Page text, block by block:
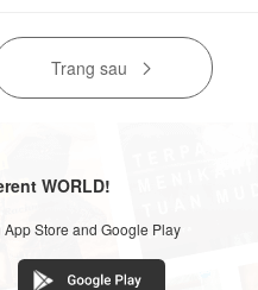
Trang sau 
WORLD!
Store and Google Play